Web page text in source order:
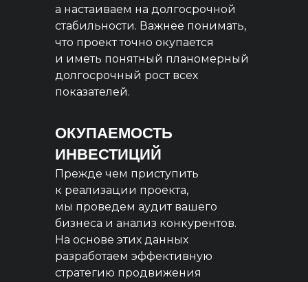
ОКУПАЕМОСТЬ
ИНВЕСТИЦИЙ
Прежде чем приступить
к реализации проекта,
мы проведем аудит вашего
бизнеса и анализ конкурентов.
На основе этих данных
разработаем эффективную
стратегию продвижения
а настаиваем на долгосрочной
стабильности. Важнее понимать,
что проект точно окупается
и иметь понятный планомерный
долгосрочный рост всех
показателей.